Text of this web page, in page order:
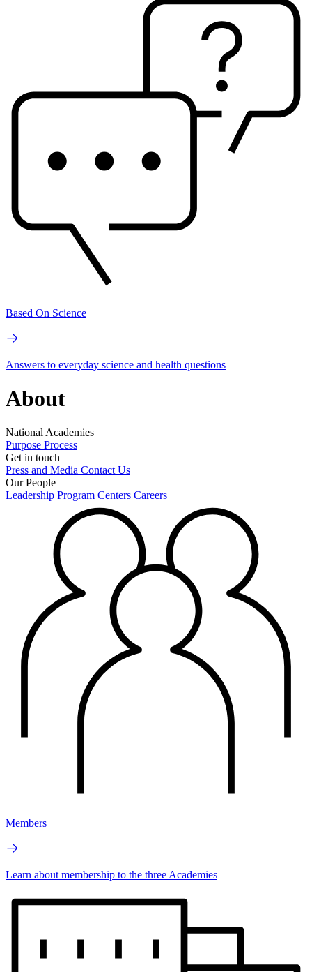
Based On Science
Answers to everyday science and health questions
About
National Academies
Purpose Process
Get in touch
Press and Media Contact Us
Our People
Leadership Program Centers Careers
Members
Learn about membership to the three Academies